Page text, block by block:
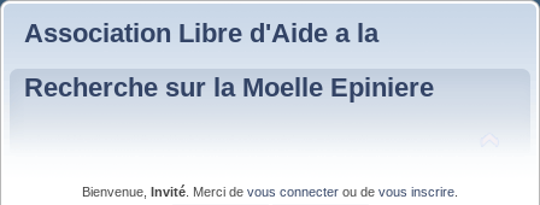
Association Libre d'Aide a la
Recherche sur la Moelle Epiniere
Bienvenue, Invité . Merci de vous connecter ou de vous inscrire